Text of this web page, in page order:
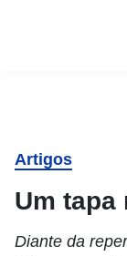
Artigos
Um tapa
Diante da